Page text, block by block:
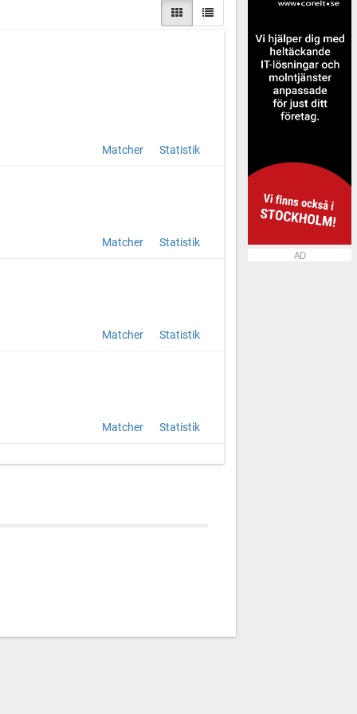
Matcher Statistik
Matcher Statistik
Matcher Statistik
Matcher Statistik
AD